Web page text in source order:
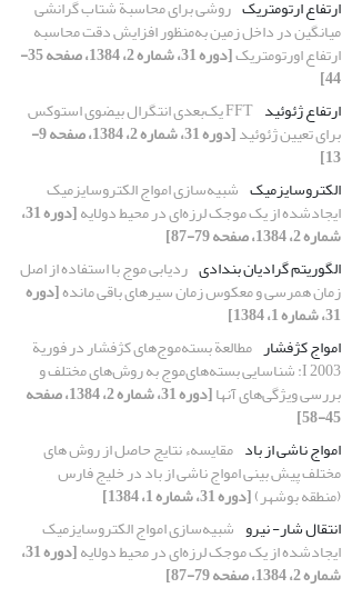
ارتفاع ارتومتریک روشی برای محاسبة شتاب گرانشی
میانگین در داخل زمین به‌منظور افزایش دقت محاسبه
ارتفاع اورتومتریک [دوره 31، شماره 2، 1384، صفحه 35-
44]
ارتفاع ژئوئید
FFT یک‌بعدی انتگرال بیضوی استوکس
برای تعیین ژئوئید [دوره 31، شماره 2، 1384، صفحه 9-
13]
الکتروسایزمیک شبیه‌سازی امواج الکتروسایزمیک
ایجادشده از یک موجک لرزه‌ای در محیط دولایه [دوره 31،
شماره 2، 1384، صفحه 79-87]
الگوریتم گرادیان بندادی ردیابی موج با استفاده از اصل
زمان همرسی و معکوس زمان سیرهای باقی مانده[دوره
31، شماره 1، 1384]
امواج کژفشار مطالعة بسته‌موج‌های کژفشار در فوریة
2003 I: شناسایی بسته‌های‌موج به روش‌های مختلف و
بررسی ویژگی‌های آنها [دوره 31، شماره 2، 1384، صفحه
45-58]
امواج ناشی از باد مقایسهء نتایج حاصل از روش های
مختلف پیش بینی امواج ناشی از باد در خلیج فارس
(منطقه بوشهر)[دوره 31، شماره 1، 1384]
انتقال شار- نیرو شبیه‌سازی امواج الکتروسایزمیک
ایجادشده از یک موجک لرزه‌ای در محیط دولایه [دوره 31،
شماره 2، 1384، صفحه 79-87]